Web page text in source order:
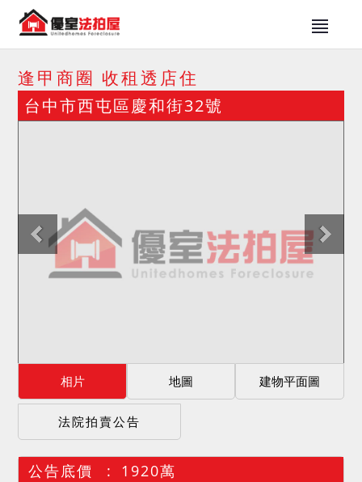
逢甲商圈 收租透店住
台中市西屯區慶和街32號
相片 地圖 建物平面圖
法院拍賣公告
公告底價
1920萬